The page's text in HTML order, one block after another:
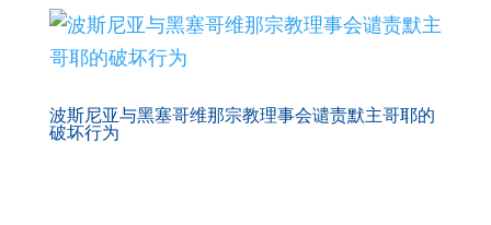
波斯尼亚与黑塞哥维那宗教理事会谴责默主哥耶的
破坏行为